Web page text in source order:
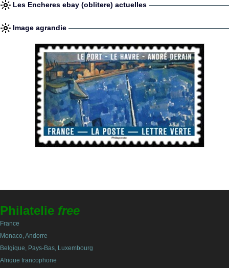
Les Encheres ebay (oblitere) actuelles
Image agrandie
Philatelie free
France
Monaco, Andorre
Belgique, Pays-Bas, Luxembourg
Afrique francophone